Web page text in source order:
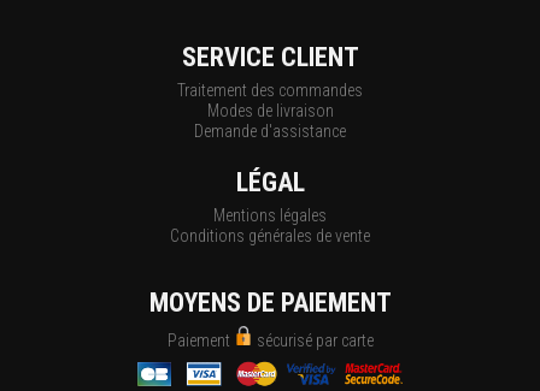
SERVICE CLIENT
Traitement des commandes
Modes de livraison
Demande d'assistance
LÉGAL
Mentions légales
Conditions générales de vente
MOYENS DE PAIEMENT
Paiement sécurisé par carte